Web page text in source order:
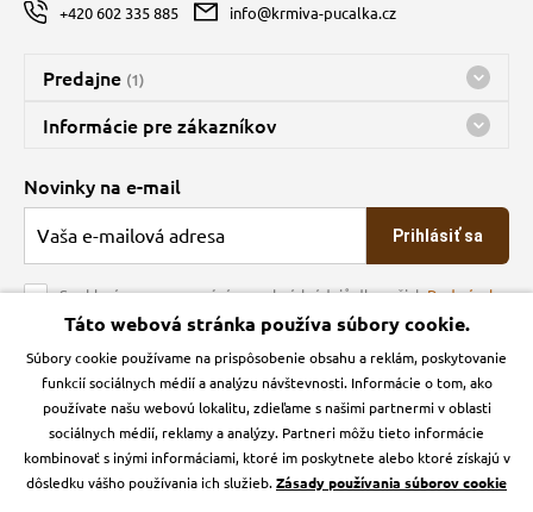
+420 602 335 885 info@krmiva-pucalka.cz
Predajne (1)
Predajňa a sklad Kbely
nes máme otvorené 08:00 - 16:00
Informácie pre zákazníkov
O spoločnosti
Veľkoobchod
Obchodné podmienky
Kontakt
Podmienky ochrany osobných údajov
Zásady používanie cookies a Google Analytics
Novinky na e-mail
Prihlásiť sa
Souhlasím se zpracováním osobních údajů dle našichPodmínek
ochrany osobních údajů
Krmiva Pučálka na sociálnych sieťach
Instagran Facebook
Táto webová stránka používa súbory cookie.
Súbory cookie používame na prispôsobenie obsahu a reklám, poskytovanie
funkcií sociálnych médií a analýzu návštevnosti. Informácie o tom, ako
používate našu webovú lokalitu, zdieľame s našimi partnermi v oblasti
sociálnych médií, reklamy a analýzy. Partneri môžu tieto informácie
kombinovať s inými informáciami, ktoré im poskytnete alebo ktoré získajú v
dôsledku vášho používania ich služieb.Zásady používania súborov cookie